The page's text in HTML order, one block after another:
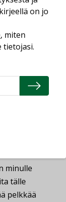
opeteta
alalla
ja
enää ole
minulle
tälle
pelkkää
on jo
, miten
tietojasi.